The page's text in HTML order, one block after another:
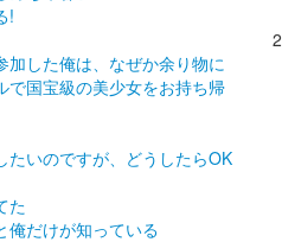
!
加した俺は、なぜか余り物に
で国宝級の美少女をお持ち帰
たいのですが、どうしたらOK
た
俺だけが知っている